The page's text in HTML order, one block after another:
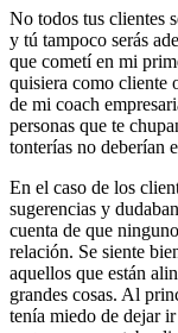
No todos tus clientes
y tú tampoco serás
que cometí en mi
quisiera como cliente
de mi coach
personas que te
tonterías no deberían
En el caso de los
sugerencias y
cuenta de que
relación. Se siente
aquellos que están
grandes cosas. Al
tenía miedo de dejar